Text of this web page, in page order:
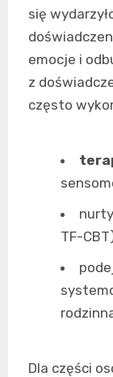
się
emocje i
z
często
nurty
TF-
Dla części